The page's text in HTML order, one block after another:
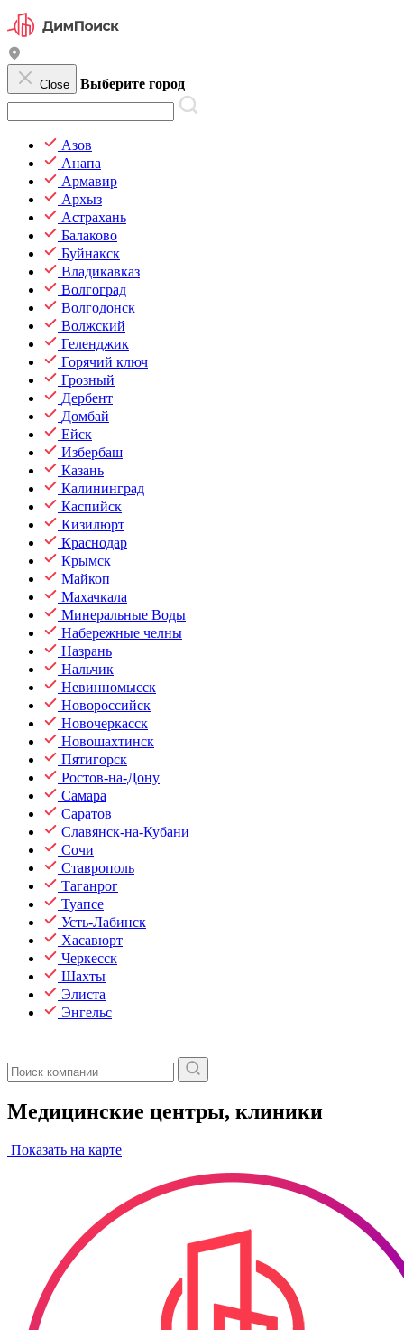
Close Выберите город
Азов
Анапа
Армавир
Архыз
Астрахань
Балаково
Буйнакск
Владикавказ
Волгоград
Волгодонск
Волжский
Геленджик
Горячий ключ
Грозный
Дербент
Домбай
Ейск
Избербаш
Казань
Калининград
Каспийск
Кизилюрт
Краснодар
Крымск
Майкоп
Махачкала
Минеральные Воды
Набережные челны
Назрань
Нальчик
Невинномысск
Новороссийск
Новочеркасск
Новошахтинск
Пятигорск
Ростов-на-Дону
Самара
Саратов
Славянск-на-Кубани
Сочи
Ставрополь
Таганрог
Туапсе
Усть-Лабинск
Хасавюрт
Черкесск
Шахты
Элиста
Энгельс
Медицинские центры, клиники
Показать на карте